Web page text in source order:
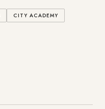
CITY ACADEMY